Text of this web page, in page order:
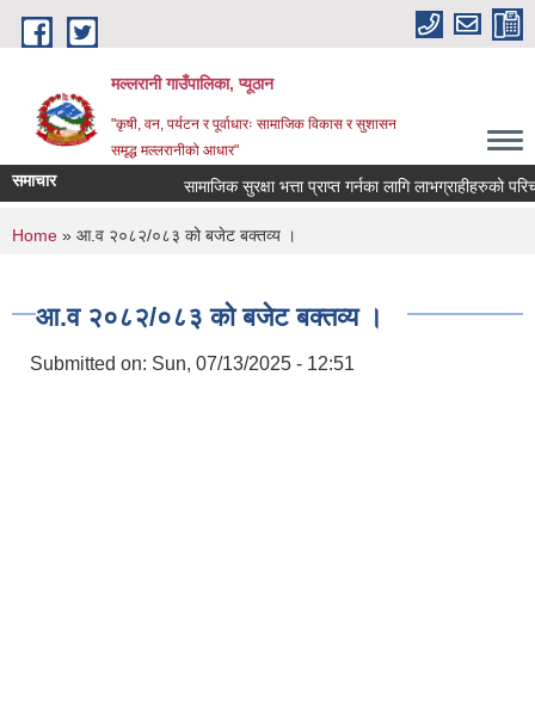
Skip to main content
मल्लरानी गाउँपालिका, प्यूठान
"कृषी, वन, पर्यटन र पूर्वाधारः सामाजिक विकास र सुशासन
समृद्ध मल्लरानीको आधार"
समाचार सामाजिक सुरक्षा भत्ता प्राप्त गर्नका लागि लाभग्राहीहरुको
You are here
Home » आ.व २०८२/०८३ को बजेट बक्तव्य ।
आ.व २०८२/०८३ को बजेट बक्तव्य ।
Submitted on: Sun, 07/13/2025 - 12:51